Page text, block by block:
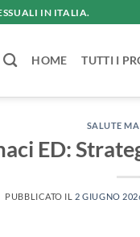
IN ITALIA.
HOME TUTTI I
SALUTE
ED:
PUBBLICATO IL 2 GIUGNO